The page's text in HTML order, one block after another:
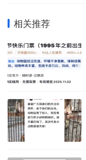
相关推荐